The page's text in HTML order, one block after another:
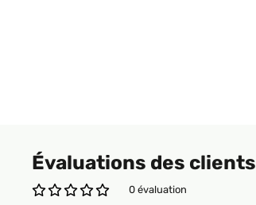
Évaluations des clients
0 évaluation